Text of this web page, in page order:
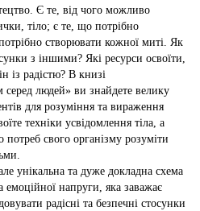
Є те, від чого можливо
тіло; є те, що потрібно
створювати кожної миті. Як
з іншими? Які ресурси освоїти,
із радістю? В книзі
серед людей» ви знайдете велику
для розуміння та вираження
техніки усвідомлення тіла, а
потреб свого організму розуміти
унікальна та дуже докладна схема
емоційної напруги, яка заважає
радісні та безпечні стосунки